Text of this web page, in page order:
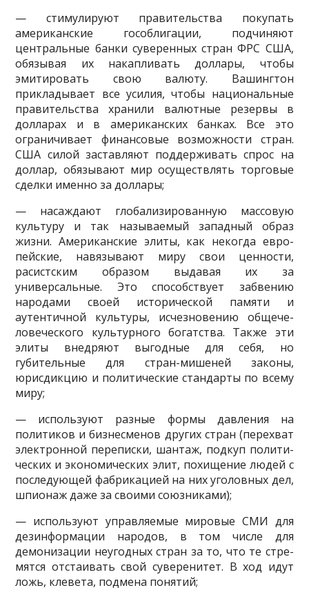
— стимулируют правительства покупать
американские гособлигации, подчиняют
центральные банки суверенных стран ФРС США,
обязывая их накапливать доллары, чтобы
эмитировать свою валюту. Вашингтон
прикладывает все усилия, чтобы национальные
правительства хранили валютные резервы в
долларах и в американских банках. Все это
ограни­чивает финансовые возможности стран.
США силой заставляют поддер­живать спрос на
доллар, обязывают мир осуществлять торговые
сделки именно за доллары;
— насаждают глобализированную массовую
культуру и так называ­емый западный образ
жизни. Американские элиты, как некогда евро­
пейские, навязывают миру свои ценности,
расистским образом выда­вая их за
универсальные. Это способствует забвению
народами своей исторической памяти и
аутентичной культуры, исчезновению общече­
ловеческого культурного богатства. Также эти
элиты внедряют выгод­ные для себя, но
губительные для стран-мишеней законы,
юрисдикцию и политические стандарты по всему
миру;
— используют разные формы давления на
политиков и бизнесменов других стран (перехват
электронной переписки, шантаж, подкуп полити­
ческих и экономических элит, похищение людей с
последующей фабри­кацией на них уголовных дел,
шпионаж даже за своими союзниками);
— используют управляемые мировые СМИ для
дезинформации наро­дов, в том числе для
демонизации неугодных стран за то, что те стре­
мятся отстаивать свой суверенитет. В ход идут
ложь, клевета, подмена понятий;